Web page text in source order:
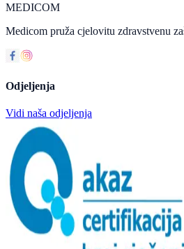
MEDICOM
Medicom pruža cjelovitu zdravstvenu
Odjeljenja
Vidi naša odjeljenja